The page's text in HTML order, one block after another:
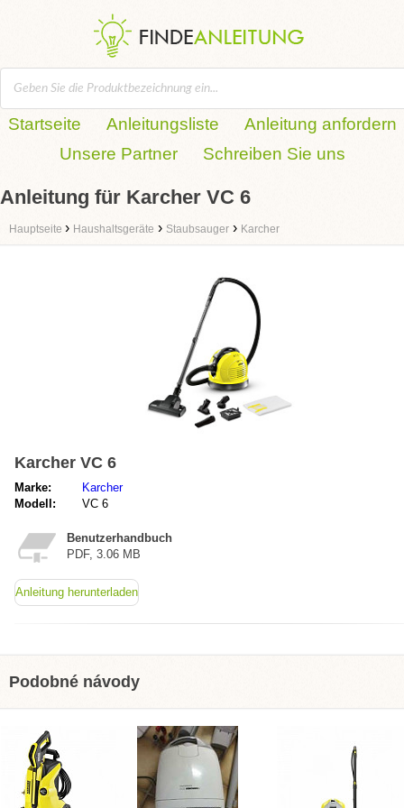
Startseite Anleitungsliste
Anleitung anfordern
Unsere Partner
Schreiben Sie uns
Anleitung für Karcher VC 6
Hauptseite › Haushaltsgeräte › Staubsauger › Karcher
Karcher VC 6
Marke:
Karcher
Modell:
VC 6
Benutzerhandbuch
PDF, 3.06 MB
Anleitung herunterladen
Podobné návody